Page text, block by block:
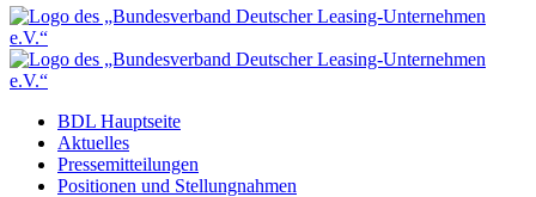
BDL Hauptseite
Aktuelles
Pressemitteilungen
Positionen und Stellungnahmen